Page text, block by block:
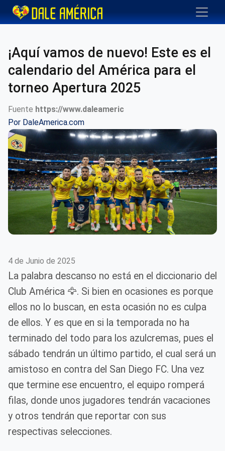
¡Aquí vamos de nuevo! Este es el
calendario del América para el
torneo Apertura 2025
Fuente https://www.daleameric
Por DaleAmerica.com
4 de Junio de 2025
La palabra descanso no está en el diccionario del
Club América 🦅. Si bien en ocasiones es porque
ellos no lo buscan, en esta ocasión no es culpa
de ellos. Y es que en si la temporada no ha
terminado del todo para los azulcremas, pues el
sábado tendrán un último partido, el cual será un
amistoso en contra del San Diego FC. Una vez
que termine ese encuentro, el equipo romperá
filas, donde unos jugadores tendrán vacaciones
y otros tendrán que reportar con sus
respectivas selecciones.